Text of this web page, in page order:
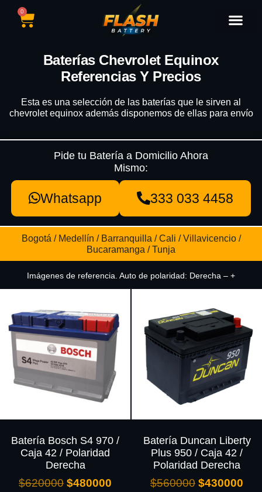
0
Baterías Chevrolet Equinox
Referencias Y Precios
Esta es una selección de las baterías que le sirven al
chevrolet equinox además disponemos de ellas para envío
Pide tu Batería a Domicilio Ahora
Mismo:
Whatsapp 333 033 4458
Bogotá / Medellín / Barranquilla / Cali / Villavicencio /
Bucaramanga / Tunja
Imágenes de referencia. Auto de polaridad: Derecha – +
Batería Bosch S4 970 /
Caja 42 / Polaridad
Derecha
$620000 $480000
Batería Duncan Liberty
Plus 950 / Caja 42 /
Polaridad Derecha
$560000 $430000